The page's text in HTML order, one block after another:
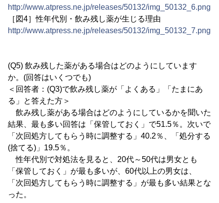
http://www.atpress.ne.jp/releases/50132/img_50132_6.png
［図4］性年代別・飲み残し薬が生じる理由
http://www.atpress.ne.jp/releases/50132/img_50132_7.png
(Q5) 飲み残した薬がある場合はどのようにしています
か。(回答はいくつでも)
＜回答者：(Q3)で飲み残し薬が「よくある」「たまにあ
る」と答えた方＞
飲み残し薬がある場合はどのようにしているかを聞いた
結果、最も多い回答は「保管しておく」で51.5％。次いで
「次回処方してもらう時に調整する」40.2％、「処分する
(捨てる)」19.5％。
性年代別で対処法を見ると、20代～50代は男女とも
「保管しておく」が最も多いが、60代以上の男女は、
「次回処方してもらう時に調整する」が最も多い結果とな
った。